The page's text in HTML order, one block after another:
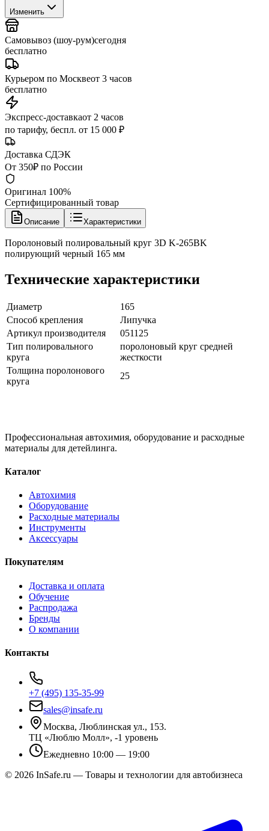
Изменить
Самовывоз (шоу-рум)сегодня
бесплатно
Курьером по Москвеот 3 часов
бесплатно
Экспресс-доставкаот 2 часов
по тарифу, беспл. от 15 000 ₽
Доставка СДЭК
От 350₽ по России
Оригинал 100%
Сертифицированный товар
Описание Характеристики
Поролоновый полировальный круг 3D K-265BK
полирующий черный 165 мм
Технические характеристики
Диаметр
165
Способ крепления
Липучка
Артикул производителя
051125
Тип полировального
круга
поролоновый круг средней
жесткости
Толщина поролонового
круга
25
Профессиональная автохимия, оборудование и расходные
материалы для детейлинга.
Каталог
Автохимия
Оборудование
Расходные материалы
Инструменты
Аксессуары
Покупателям
Доставка и оплата
Обучение
Распродажа
Бренды
О компании
Контакты
+7 (495) 135-35-99
sales@insafe.ru
Москва, Люблинская ул., 153.
ТЦ «Люблю Молл», -1 уровень
Ежедневно 10:00 — 19:00
© 2026 InSafe.ru — Товары и технологии для автобизнеса